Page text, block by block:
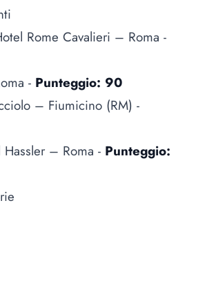
Rome Cavalieri – Roma -
- Punteggio: 90
– Fiumicino (RM) -
Hassler – Roma - Punteggio: